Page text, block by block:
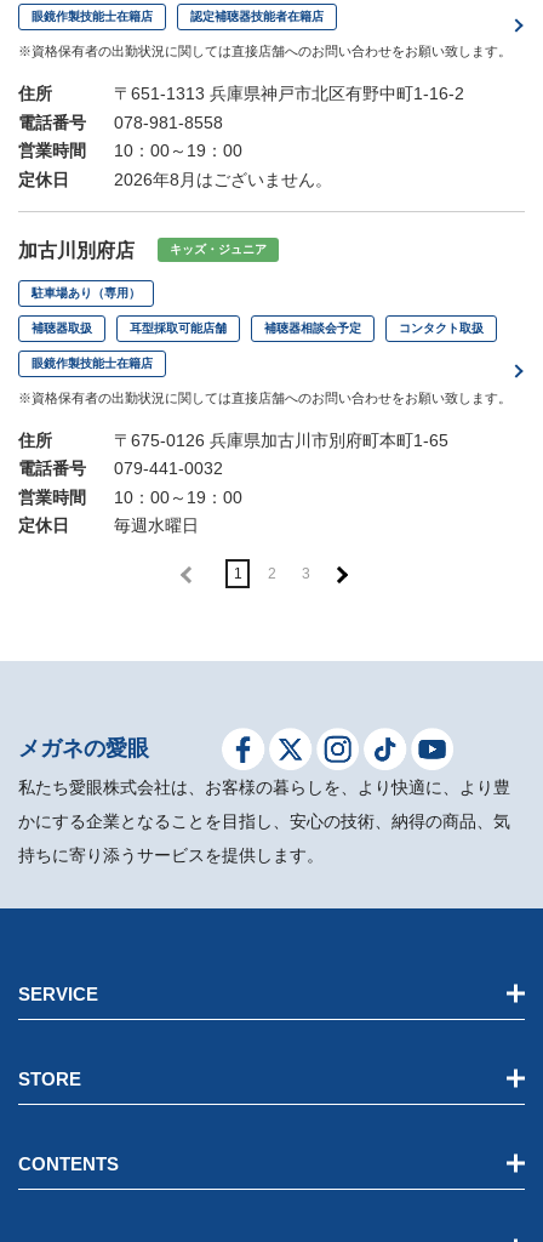
眼鏡作製技能士在籍店 認定補聴器技能者在籍店
※資格保有者の出勤状況に関しては直接店舗へのお問い合わせをお願い致します。
住所
〒651-1313 兵庫県神戸市北区有野中町1-16-2
電話番号
078-981-8558
営業時間
10：00～19：00
定休日
2026年8月はございません。
加古川別府店 キッズ・ジュニア
駐車場あり（専用）
補聴器取扱 耳型採取可能店舗 補聴器相談会予定 コンタクト取扱
眼鏡作製技能士在籍店
※資格保有者の出勤状況に関しては直接店舗へのお問い合わせをお願い致します。
住所
〒675-0126 兵庫県加古川市別府町本町1-65
電話番号
079-441-0032
営業時間
10：00～19：00
定休日
毎週水曜日
1 2 3
メガネの愛眼
私たち愛眼株式会社は、お客様の暮らしを、より快適に、より豊
かにする企業となることを目指し、安心の技術、納得の商品、気
持ちに寄り添うサービスを提供します。
SERVICE
STORE
CONTENTS